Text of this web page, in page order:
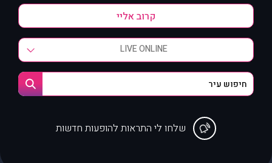
LIVE ONLINE
שלחו לי התראות להופעות חדשות